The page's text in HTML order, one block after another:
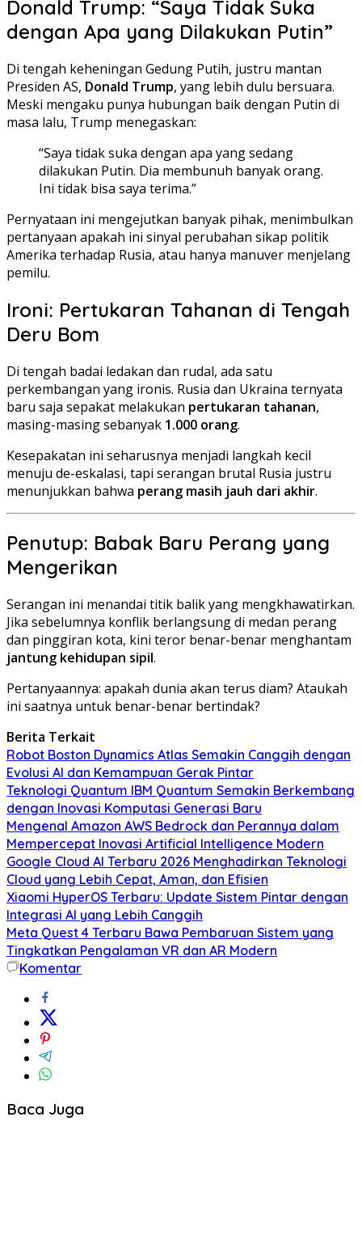
Donald Trump: “Saya Tidak Suka
dengan Apa yang Dilakukan Putin”
Di tengah keheningan Gedung Putih, justru mantan
Presiden AS, Donald Trump, yang lebih dulu bersuara.
Meski mengaku punya hubungan baik dengan Putin di
masa lalu, Trump menegaskan:
“Saya tidak suka dengan apa yang sedang
dilakukan Putin. Dia membunuh banyak orang.
Ini tidak bisa saya terima.”
Pernyataan ini mengejutkan banyak pihak, menimbulkan
pertanyaan apakah ini sinyal perubahan sikap politik
Amerika terhadap Rusia, atau hanya manuver menjelang
pemilu.
Ironi: Pertukaran Tahanan di Tengah
Deru Bom
Di tengah badai ledakan dan rudal, ada satu
perkembangan yang ironis. Rusia dan Ukraina ternyata
baru saja sepakat melakukan pertukaran tahanan,
masing-masing sebanyak 1.000 orang.
Kesepakatan ini seharusnya menjadi langkah kecil
menuju de-eskalasi, tapi serangan brutal Rusia justru
menunjukkan bahwa perang masih jauh dari akhir.
Penutup: Babak Baru Perang yang
Mengerikan
Serangan ini menandai titik balik yang mengkhawatirkan.
Jika sebelumnya konflik berlangsung di medan perang
dan pinggiran kota, kini teror benar-benar menghantam
jantung kehidupan sipil.
Pertanyaannya: apakah dunia akan terus diam? Ataukah
ini saatnya untuk benar-benar bertindak?
Berita Terkait
Robot Boston Dynamics Atlas Semakin Canggih dengan
Evolusi AI dan Kemampuan Gerak Pintar
Teknologi Quantum IBM Quantum Semakin Berkembang
dengan Inovasi Komputasi Generasi Baru
Mengenal Amazon AWS Bedrock dan Perannya dalam
Mempercepat Inovasi Artificial Intelligence Modern
Google Cloud AI Terbaru 2026 Menghadirkan Teknologi
Cloud yang Lebih Cepat, Aman, dan Efisien
Xiaomi HyperOS Terbaru: Update Sistem Pintar dengan
Integrasi AI yang Lebih Canggih
Meta Quest 4 Terbaru Bawa Pembaruan Sistem yang
Tingkatkan Pengalaman VR dan AR Modern
Komentar
Baca Juga